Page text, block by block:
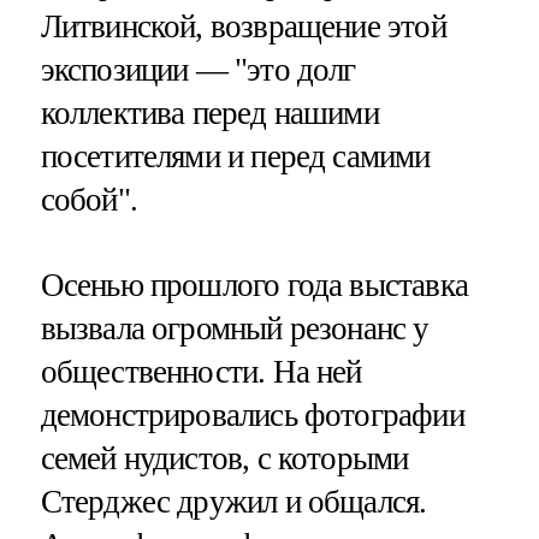
Литвинской, возвращение этой
экспозиции — "это долг
коллектива перед нашими
посетителями и перед самими
собой".
Осенью прошлого года выставка
вызвала огромный резонанс у
общественности. На ней
демонстрировались фотографии
семей нудистов, с которыми
Стерджес дружил и общался.